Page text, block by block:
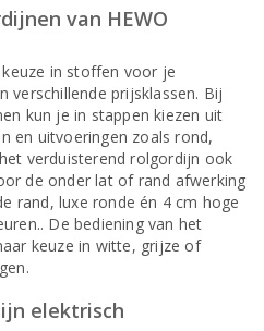
van HEWO
in stoffen voor je
verschillende prijsklassen. Bij
kun je in stappen kiezen uit
en uitvoeringen zoals rond,
verduisterend rolgordijn ook
de onder lat of rand afwerking
rand, luxe ronde én 4 cm hoge
De bediening van het
keuze in witte, grijze of
elektrisch